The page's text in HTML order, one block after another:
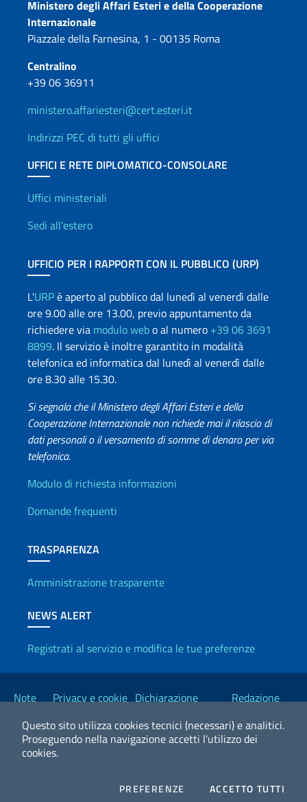
Questo sito utilizza cookies tecnici (necessari) e analitici.
Proseguendo nella navigazione accetti l'utilizzo dei
cookies.
PREFERENZE COOKIESACCETTO TUTTI
Contatti
Ministero degli Affari Esteri e della Cooperazione
Internazionale
Piazzale della Farnesina, 1 - 00135 Roma
Centralino
+39 06 36911
ministero.affariesteri@cert.esteri.it
Indirizzi PEC di tutti gli uffici
UFFICI E RETE DIPLOMATICO-CONSOLARE
Uffici e Rete diplomatica
Uffici ministeriali
Sedi all'estero
UFFICIO PER I RAPPORTI CON IL PUBBLICO (URP)
L'URPè aperto al pubblico dal lunedì al venerdì dalle
ore 9.00 alle ore 13.00, previo appuntamento da
richiedere via modulo webo al numero +39 06 3691
8899. Il servizio è inoltre garantito in modalità
telefonica ed informatica dal lunedì al venerdì dalle
ore 8.30 alle 15.30.
Si segnala che il Ministero degli Affari Esteri e della
Cooperazione Internazionale non richiede mai il rilascio di
dati personali o il versamento di somme di denaro per via
telefonica.
Info utili
Modulo di richiesta informazioni
Domande frequenti
TRASPARENZA
Amministrazione trasparente
NEWS ALERT
Registrati al servizio e modifica le tue preferenze
Link Utili
Note
Privacy e cookie Dichiarazione
Redazione